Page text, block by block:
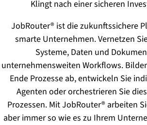
Klingt nach einer sicheren
JobRouter® ist die zukunftssichere
smarte Unternehmen. Vernetzen
Systeme, Daten und
unternehmensweiten Workflows.
Ende Prozesse ab, entwickeln Sie
Agenten oder orchestrieren Sie
Prozessen. Mit JobRouter® arbeiten
aber immer so wie es zu Ihrem